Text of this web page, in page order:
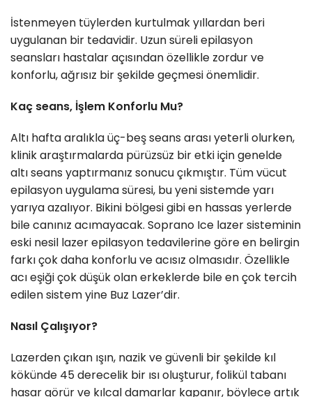
İstenmeyen tüylerden kurtulmak yıllardan beri
uygulanan bir tedavidir. Uzun süreli epilasyon
seansları hastalar açısından özellikle zordur ve
konforlu, ağrısız bir şekilde geçmesi önemlidir.
Kaç seans, İşlem Konforlu Mu?
Altı hafta aralıkla üç-beş seans arası yeterli olurken,
klinik araştırmalarda pürüzsüz bir etki için genelde
altı seans yaptırmanız sonucu çıkmıştır. Tüm vücut
epilasyon uygulama süresi, bu yeni sistemde yarı
yarıya azalıyor. Bikini bölgesi gibi en hassas yerlerde
bile canınız acımayacak. Soprano Ice lazer sisteminin
eski nesil lazer epilasyon tedavilerine göre en belirgin
farkı çok daha konforlu ve acısız olmasıdır. Özellikle
acı eşiği çok düşük olan erkeklerde bile en çok tercih
edilen sistem yine Buz Lazer’dir.
Nasıl Çalışıyor?
Lazerden çıkan ışın, nazik ve güvenli bir şekilde kıl
kökünde 45 derecelik bir ısı oluşturur, folikül tabanı
hasar görür ve kılcal damarlar kapanır, böylece artık